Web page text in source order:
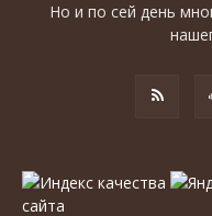
Но и по сей день